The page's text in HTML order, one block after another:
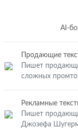
AI-
Продающие
Пишет
сложных
Рекламные
Пишет
Джозефа